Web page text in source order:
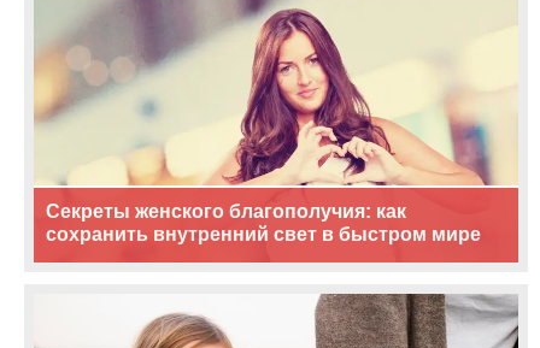
Секреты женского благополучия: как
сохранить внутренний свет в быстром мире